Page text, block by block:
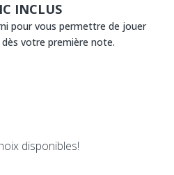
INCLUS
pour vous permettre de jouer
votre première note.
disponibles!